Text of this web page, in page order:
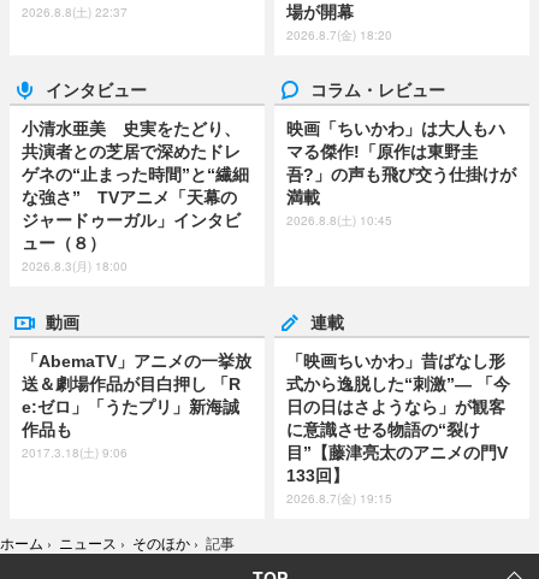
2026.8.8(土) 22:37
場が開幕
2026.8.7(金) 18:20
インタビュー
小清水亜美 史実をたどり、
共演者との芝居で深めたドレ
ゲネの“止まった時間”と“繊細
な強さ” TVアニメ「天幕の
ジャードゥーガル」インタビ
ュー（８）
2026.8.3(月) 18:00
コラム・レビュー
映画「ちいかわ」は大人もハ
マる傑作!「原作は東野圭
吾?」の声も飛び交う仕掛けが
満載
2026.8.8(土) 10:45
動画
「AbemaTV」アニメの一挙放
送＆劇場作品が目白押し 「R
e:ゼロ」「うたプリ」新海誠
作品も
2017.3.18(土) 9:06
連載
「映画ちいかわ」昔ばなし形
式から逸脱した“刺激”― 「今
日の日はさようなら」が観客
に意識させる物語の“裂け
目”【藤津亮太のアニメの門V
133回】
2026.8.7(金) 19:15
ホーム › ニュース › そのほか › 記事